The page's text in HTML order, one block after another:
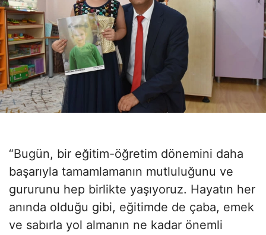
“Bugün, bir eğitim-öğretim dönemini daha
başarıyla tamamlamanın mutluluğunu ve
gururunu hep birlikte yaşıyoruz. Hayatın her
anında olduğu gibi, eğitimde de çaba, emek
ve sabırla yol almanın ne kadar önemli